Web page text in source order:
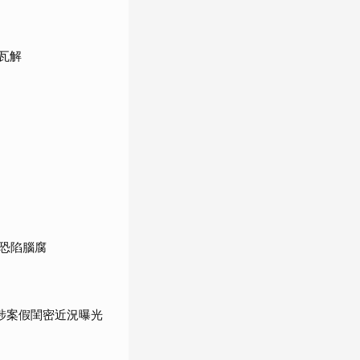
解
陷腦腐
假閨密近況曝光